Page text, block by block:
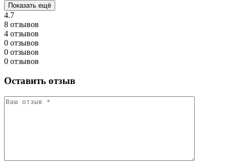
Показать ещё
4.7
8 отзывов
4 отзывов
0 отзывов
0 отзывов
0 отзывов
Оставить отзыв